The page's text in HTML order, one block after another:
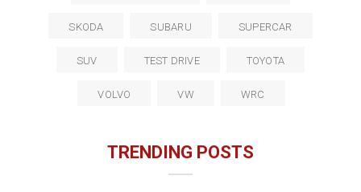
SKODA SUBARU SUPERCAR
SUV TEST DRIVE TOYOTA
VOLVO VW WRC
TRENDING POSTS